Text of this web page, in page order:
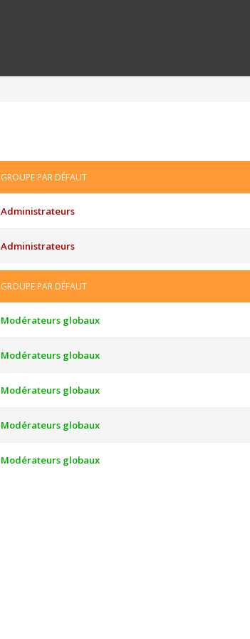
GROUPE PAR DÉFAUT
Administrateurs
Administrateurs
GROUPE PAR DÉFAUT
Modérateurs globaux
Modérateurs globaux
Modérateurs globaux
Modérateurs globaux
Modérateurs globaux